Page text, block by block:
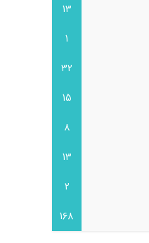
13
1
32
15
8
13
2
168